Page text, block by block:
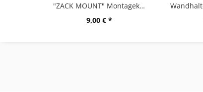
"ZACK MOUNT" Montagekleber, 12g
9,00 € *